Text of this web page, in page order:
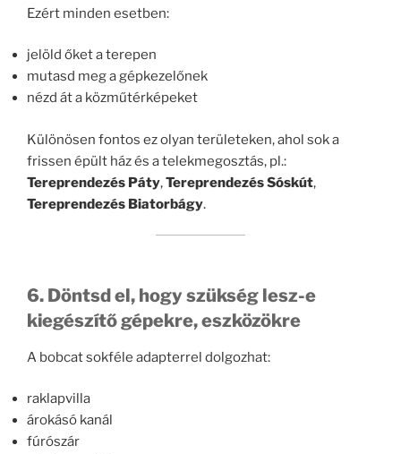
Ezért minden esetben:
jelöld őket a terepen
mutasd meg a gépkezelőnek
nézd át a közműtérképeket
Különösen fontos ez olyan területeken, ahol sok a
frissen épült ház és a telekmegosztás, pl.:
Tereprendezés Páty,Tereprendezés Sóskút,
Tereprendezés Biatorbágy.
6. Döntsd el, hogy szükség lesz-e
kiegészítő gépekre, eszközökre
A bobcat sokféle adapterrel dolgozhat:
raklapvilla
árokásó kanál
fúrószár